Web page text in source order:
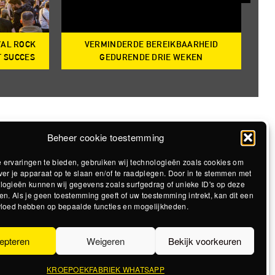
Beheer cookie toestemming
ervaringen te bieden, gebruiken wij technologieën zoals cookies om
je apparaat op te slaan en/of te raadplegen. Door in te stemmen met
kunnen wij gegevens zoals surfgedrag of unieke ID's op deze
Als je geen toestemming geeft of uw toestemming intrekt, kan dit een
hebben op bepaalde functies en mogelijkheden.
Weigeren Bekijk voorkeuren
KROEPOEKFABRIEK WHATSAPP
ROCK
SUCCES
VERMINDERDE BEREIKBAARHEID
GEDURENDE DRIE WEKEN